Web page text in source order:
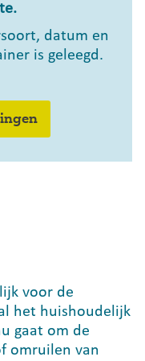
datum en
is geleegd.
voor de
het huishoudelijk
gaat om de
omruilen van